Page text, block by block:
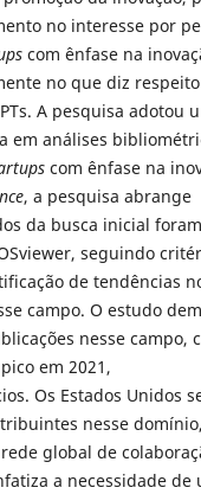
no interesse por
com ênfase na
no que diz
A pesquisa adotou
em análises
com ênfase na
, a pesquisa abrange
da busca inicial foram
seguindo
de tendências
campo. O estudo
nesse campo,
em 2021,
Os Estados Unidos
nesse
global de
a necessidade de